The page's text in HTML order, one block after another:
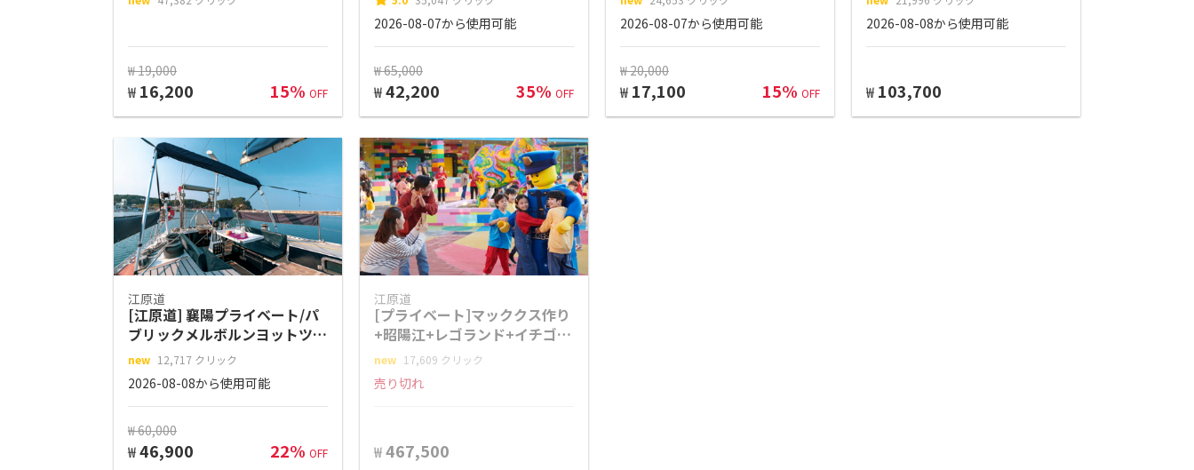
₩ 19,000
₩ 16,200 15% OFF
2026-08-07から使用可能
₩ 65,000
₩42,200 35% OFF
2026-08-07から使用可能
₩ 20,000
₩ 17,100 15% OFF
2026-08-08から使用可能
₩ 103,700
江原道
[江原道] 襄陽プライベート/パ
ブリックメルボルンヨットツア
ー
new 12,717 クリック
2026-08-08から使用可能
₩ 60,000
₩46,900 22% OFF
江原道
[プライベート]マッククス作り
+昭陽江+レゴランド+イチゴ狩
り+リュージュワールド日帰り
ツアー
new 17,609 クリック
売り切れ
₩467,500